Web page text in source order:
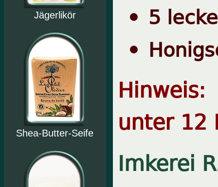
Jägerlikör
Shea-Butter-Seife
5
unter 12
Imkerei